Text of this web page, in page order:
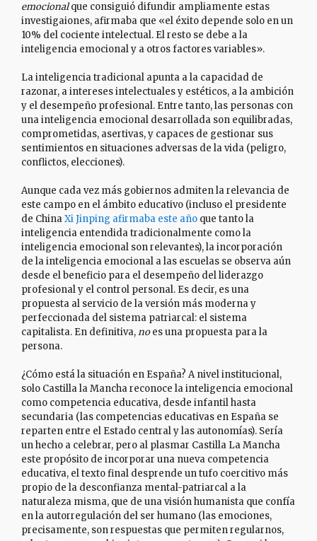
emocionalque consiguió difundir ampliamente estas
investigaiones, afirmaba que «el éxito depende solo en un
10% del cociente intelectual. El resto se debe a la
inteligencia emocional y a otros factores variables».
La inteligencia tradicional apunta a la capacidad de
razonar, a intereses intelectuales y estéticos, a la ambición
y el desempeño profesional. Entre tanto, las personas con
una inteligencia emocional desarrollada son equilibradas,
comprometidas, asertivas, y capaces de gestionar sus
sentimientos en situaciones adversas de la vida (peligro,
conflictos, elecciones).
Aunque cada vez más gobiernos admiten la relevancia de
este campo en el ámbito educativo (incluso el presidente
de ChinaXi Jinping afirmaba este año que tanto la
inteligencia entendida tradicionalmente como la
inteligencia emocional son relevantes), la incorporación
de la inteligencia emocional a las escuelas se observa aún
desde el beneficio para el desempeño del liderazgo
profesional y el control personal. Es decir, es una
propuesta al servicio de la versión más moderna y
perfeccionada del sistema patriarcal: el sistema
capitalista. En definitiva,noes una propuesta para la
persona.
¿Cómo está la situación en España? A nivel institucional,
solo Castilla la Mancha reconoce la inteligencia emocional
como competencia educativa, desde infantil hasta
secundaria (las competencias educativas en España se
reparten entre el Estado central y las autonomías). Sería
un hecho a celebrar, pero al plasmar Castilla La Mancha
este propósito de incorporar una nueva competencia
educativa, el texto final desprende un tufo coercitivo más
propio de la desconfianza mental-patriarcal a la
naturaleza misma, que de una visión humanista que confía
en la autorregulación del ser humano (las emociones,
precisamente, son respuestas que permiten regularnos,